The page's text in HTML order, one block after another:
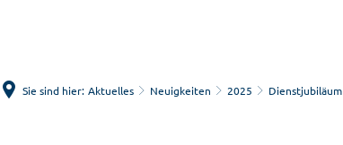
Sie sind hier: Aktuelles Neuigkeiten 2025 Dienstjubiläum